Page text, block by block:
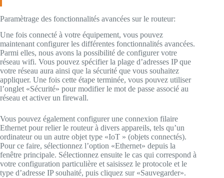
Paramètrage des fonctionnalités avancées sur le routeur:
Une fois connecté à votre équipement, vous pouvez
maintenant configurer les différentes fonctionnalités avancées.
Parmi elles, nous avons la possibilité de configurer votre
réseau wifi. Vous pouvez spécifier la plage d’adresses IP que
votre réseau aura ainsi que la sécurité que vous souhaitez
appliquer. Une fois cette étape terminée, vous pouvez utiliser
l’onglet «Sécurité» pour modifier le mot de passe associé au
réseau et activer un firewall.
Vous pouvez également configurer une connexion filaire
Ethernet pour relier le routeur à divers appareils, tels qu’un
ordinateur ou un autre objet type «IoT » (objets connectés).
Pour ce faire, sélectionnez l’option «Ethernet» depuis la
fenêtre principale. Sélectionnez ensuite le cas qui correspond à
votre configuration particulière et saisissez le protocole et le
type d’adresse IP souhaité, puis cliquez sur «Sauvegarder».